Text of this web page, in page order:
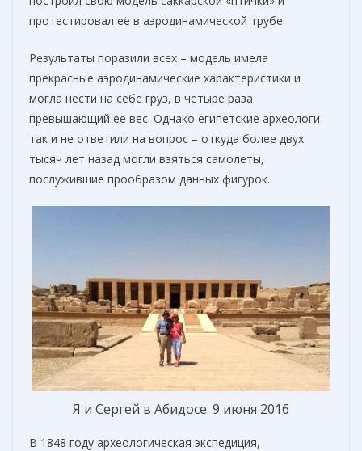
протестировал её в аэродинамической трубе.
Результаты поразили всех – модель имела
прекрасные аэродинамические характеристики и
могла нести на себе груз, в четыре раза
превышающий ее вес. Однако египетские археологи
так и не ответили на вопрос – откуда более двух
тысяч лет назад могли взяться самолеты,
послужившие прообразом данных фигурок.
Я и Сергей в Абидосе. 9 июня 2016
В 1848 году археологическая экспедиция,